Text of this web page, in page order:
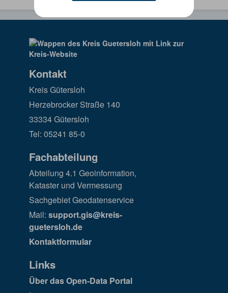
Kontakt
Kreis Gütersloh
Herzebrocker Straße 140
33334 Gütersloh
Tel: 05241 85-0
Fachabteilung
Abteilung 4.1 Geoinformation,
Kataster und Vermessung
Sachgebiet Geodatenservice
Mail: support.gis@kreis-
guetersloh.de
Kontaktformular
Links
Über das Open-Data Portal